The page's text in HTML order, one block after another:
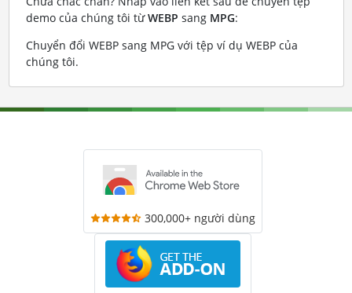
demo của chúng tôi từWEBP sang MPG:
Chuyển đổi WEBP sang MPG với tệp ví dụ WEBP của
chúng tôi.
300,000+ người dùng